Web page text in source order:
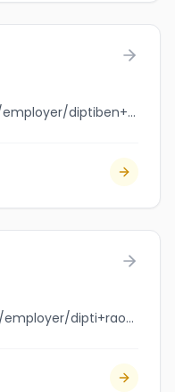
jobbank.gc.ca/browsejobs/employer/diptiben+j+bhatt/ca
jobbank.gc.ca/browsejobs/employer/dipti+rao/ca